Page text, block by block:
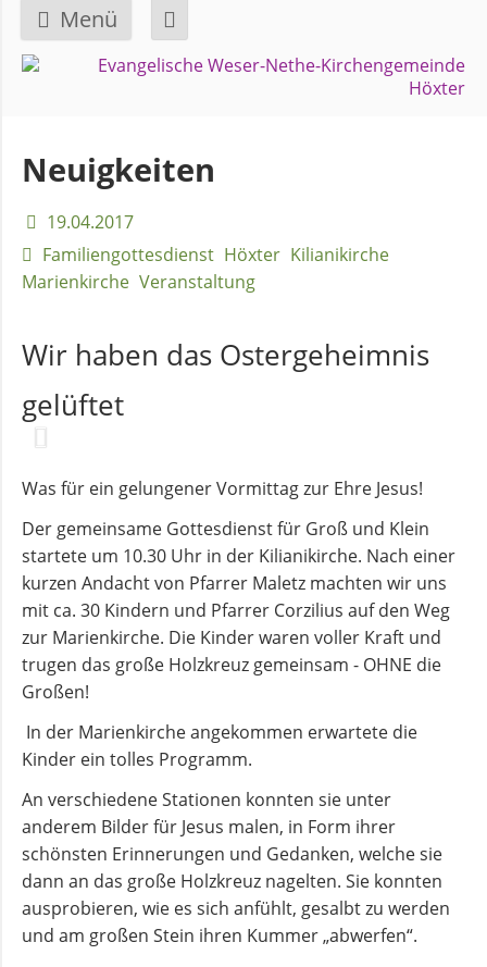
Menü
Navigation
GEMEINDE
Über
uns
Überblick
Bezirke
Gremien
Ausschüsse
Pfarrer
Pfarrerinnen
Gemeindebüro
Weinbergstiftung
AKTUELLES
Neuigkeiten
Terminkalender
Neuigkeiten
19.04.2017
Familiengottesdienst Höxter Kilianikirche
Marienkirche Veranstaltung
Wir haben das Ostergeheimnis
gelüftet
Was für ein gelungener Vormittag zur Ehre Jesus!
Der gemeinsame Gottesdienst für Groß und Klein
startete um 10.30 Uhr in der Kilianikirche. Nach einer
kurzen Andacht von Pfarrer Maletz machten wir uns
mit ca. 30 Kindern und Pfarrer Corzilius auf den Weg
zur Marienkirche. Die Kinder waren voller Kraft und
trugen das große Holzkreuz gemeinsam - OHNE die
Großen!
In der Marienkirche angekommen erwartete die
Kinder ein tolles Programm.
An verschiedene Stationen konnten sie unter
anderem Bilder für Jesus malen, in Form ihrer
schönsten Erinnerungen und Gedanken, welche sie
dann an das große Holzkreuz nagelten. Sie konnten
ausprobieren, wie es sich anfühlt, gesalbt zu werden
und am großen Stein ihren Kummer „abwerfen“.